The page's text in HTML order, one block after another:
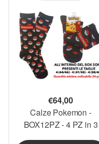
€64,00
Calze Pokemon -
BOX12PZ - 4 PZ in 3